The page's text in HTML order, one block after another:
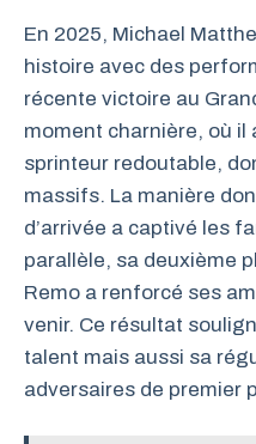
En 2025, Michael
histoire avec des
récente victoire au
moment charnière, où il
sprinteur redoutable,
massifs. La manière
d’arrivée a captivé les
parallèle, sa deuxième
Remo a renforcé ses
venir. Ce résultat
talent mais aussi sa
adversaires de premier